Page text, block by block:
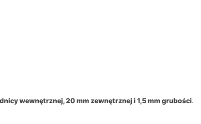
wewnętrznej, 20 mm zewnętrznej i 1,5 mm grubości.